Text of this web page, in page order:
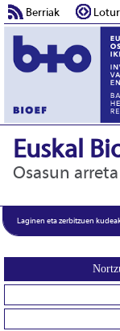
Berriak
Euskal
Osasun
Laginen eta zerbitzuen